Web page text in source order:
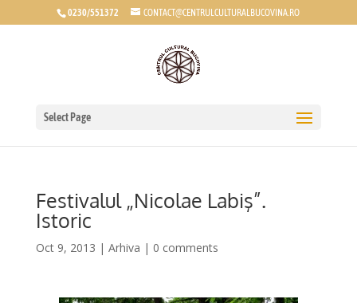
0230/551372 CONTACT@CENTRULCULTURALBUCOVINA.RO
Select Page
Festivalul „Nicolae Labiş”.
Istoric
Oct 9, 2013 | Arhiva | 0 comments